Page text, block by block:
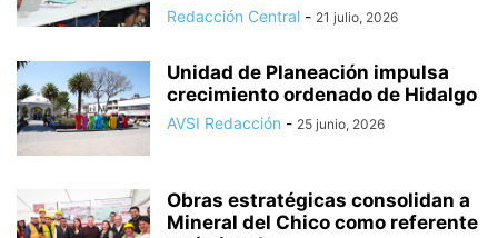
Redacción Central - 21 julio, 2026
Unidad de Planeación impulsa
crecimiento ordenado de Hidalgo
AVSI Redacción - 25 junio, 2026
Obras estratégicas consolidan a
Mineral del Chico como referente